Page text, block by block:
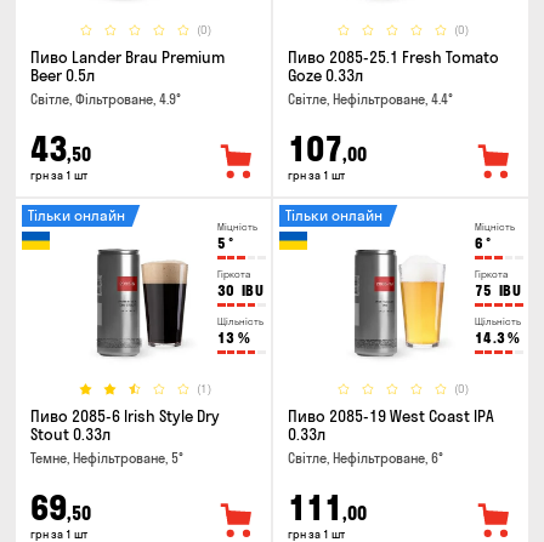
(0)
Пиво Lander Brau Premium
Beer 0.5л
Світле, Фільтроване, 4.9°
43,50
грн за 1 шт
(0)
Пиво 2085-25.1 Fresh Tomato
Goze 0.33л
Світле, Нефільтроване, 4.4°
107,00
грн за 1 шт
Міцність
5 °
Гіркота
30 IBU
Щільність
13 %
(1)
Тільки онлайн
Пиво 2085-6 Irish Style Dry
Stout 0.33л
Темне, Нефільтроване, 5°
69,50
грн за 1 шт
Міцність
6 °
Гіркота
75 IBU
Щільність
14.3%
(0)
Тільки онлайн
Пиво 2085-19 West Coast IPA
0.33л
Світле, Нефільтроване, 6°
111 ,00
грн за 1 шт